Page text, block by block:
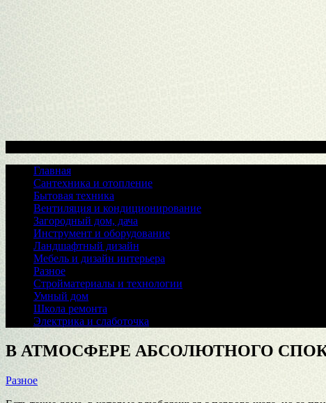
Главная
Сантехника и отопление
Бытовая техника
Вентиляция и кондиционирование
Загородный дом, дача
Инструмент и оборудование
Ландшафтный дизайн
Мебель и дизайн интерьера
Разное
Стройматериалы и технологии
Умный дом
Школа ремонта
Электрика и слаботочка
В АТМОСФЕРЕ АБСОЛЮТНОГО
Разное